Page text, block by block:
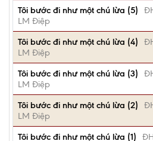
Tôi bước đi như một chú lừa (5)
LM Điệp
Tôi bước đi như một chú lừa (4)
LM Điệp
Tôi bước đi như một chú lừa (3)
LM Điệp
Tôi bước đi như một chú lừa (2)
LM Điệp
Tôi bước đi như một chú lừa (1)